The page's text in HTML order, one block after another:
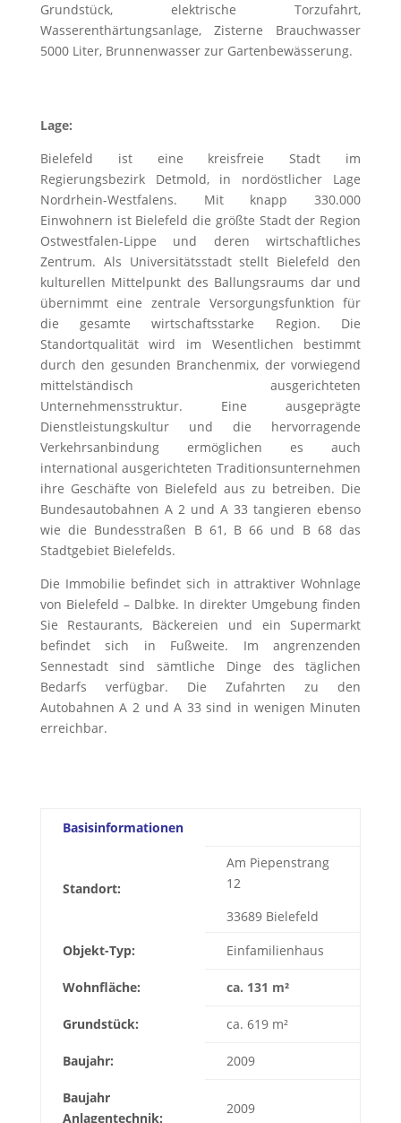
Grundstück, elektrische Torzufahrt,
Wasserenthärtungsanlage, Zisterne Brauchwasser
5000 Liter, Brunnenwasser zur Gartenbewässerung.
Lage:
Bielefeld ist eine kreisfreie Stadt im
Regierungsbezirk Detmold, in nordöstlicher Lage
Nordrhein-Westfalens. Mit knapp 330.000
Einwohnern ist Bielefeld die größte Stadt der Region
Ostwestfalen-Lippe und deren wirtschaftliches
Zentrum. Als Universitätsstadt stellt Bielefeld den
kulturellen Mittelpunkt des Ballungsraums dar und
übernimmt eine zentrale Versorgungsfunktion für
die gesamte wirtschaftsstarke Region. Die
Standortqualität wird im Wesentlichen bestimmt
durch den gesunden Branchenmix, der vorwiegend
mittelständisch ausgerichteten
Unternehmensstruktur. Eine ausgeprägte
Dienstleistungskultur und die hervorragende
Verkehrsanbindung ermöglichen es auch
international ausgerichteten Traditionsunternehmen
ihre Geschäfte von Bielefeld aus zu betreiben. Die
Bundesautobahnen A 2 und A 33 tangieren ebenso
wie die Bundesstraßen B 61, B 66 und B 68 das
Stadtgebiet Bielefelds.
Die Immobilie befindet sich in attraktiver Wohnlage
von Bielefeld – Dalbke. In direkter Umgebung finden
Sie Restaurants, Bäckereien und ein Supermarkt
befindet sich in Fußweite. Im angrenzenden
Sennestadt sind sämtliche Dinge des täglichen
Bedarfs verfügbar. Die Zufahrten zu den
Autobahnen A 2 und A 33 sind in wenigen Minuten
erreichbar.
Basisinformationen
Standort:
Am Piepenstrang
12
33689 Bielefeld
Objekt-Typ:
Einfamilienhaus
Wohnfläche: ca. 131 m²
Grundstück: ca. 619 m²
Baujahr: 2009
Baujahr
Anlagentechnik:
2009